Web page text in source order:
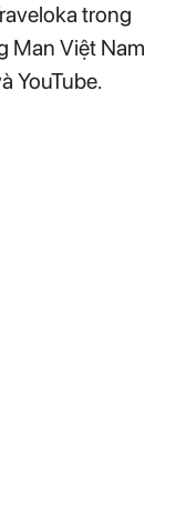
trong
Man Việt Nam
YouTube.